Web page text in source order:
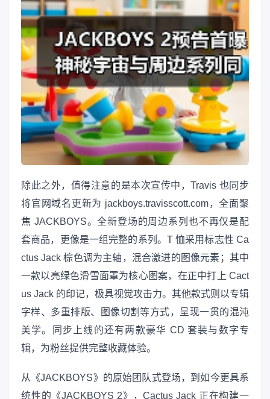
除此之外，值得注意的是本次宣传中，Travis 也同步
将官网域名更新为 jackboys.travisscott.com，全面聚
焦 JACKBOYS。全新登场的周边系列也不再仅是配
套商品，更像是一组完整的系列。T 恤采用标志性 Ca
ctus Jack 棕色调为主轴，混合激进的图像元素；其中
一款以亮绿色滑雪面罩为核心图案，在正中打上 Cact
us Jack 的印记，极具视觉攻击力。其他款式则以专辑
字样、多重排版、图像切割等方式，呈现一贯的混沌
美学。同步上线的还有两款豪华 CD 套装与数字专
辑，为粉丝提供完整收藏体验。
从《JACKBOYS》的原始团队式登场，到如今更具系
统性的《JACKBOYS 2》，Cactus Jack 正在构建一